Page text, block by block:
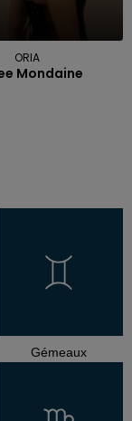
ORIA
Mondaine
Gémeaux